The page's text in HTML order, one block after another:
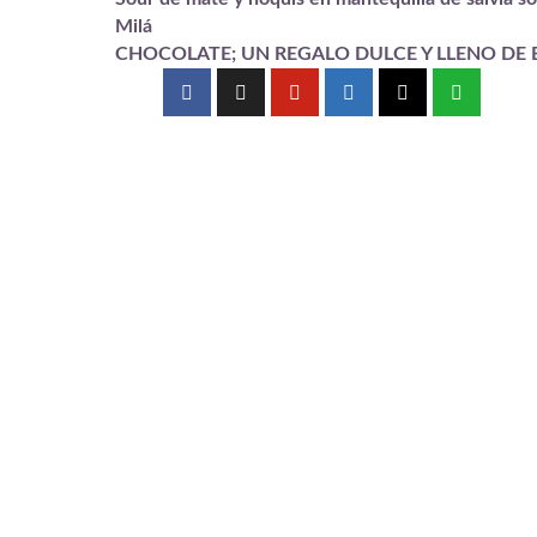
Milá
CHOCOLATE; UN REGALO DULCE Y LLENO DE